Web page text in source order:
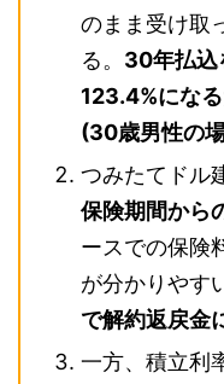
のまま受け取
る。 30年払込
123.4%にな
(30歳男性の場
つみたてドル
保険期間から
ースでの保険
が分かりやす
で解約返戻金
一方、積立利